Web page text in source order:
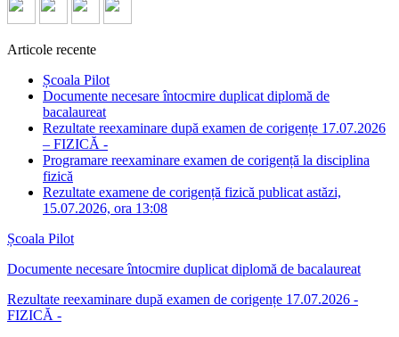
Articole recente
Școala Pilot
Documente necesare întocmire duplicat diplomă de
bacalaureat
Rezultate reexaminare după examen de corigențe 17.07.2026
– FIZICĂ -
Programare reexaminare examen de corigență la disciplina
fizică
Rezultate examene de corigență fizică publicat astăzi,
15.07.2026, ora 13:08
Școala Pilot
Documente necesare întocmire duplicat diplomă de bacalaureat
Rezultate reexaminare după examen de corigențe 17.07.2026 -
FIZICĂ -